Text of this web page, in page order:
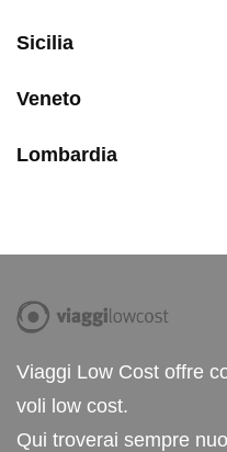
Sicilia
Veneto
Lombardia
Viaggi Low Cost offre
voli low cost.
Qui troverai sempre